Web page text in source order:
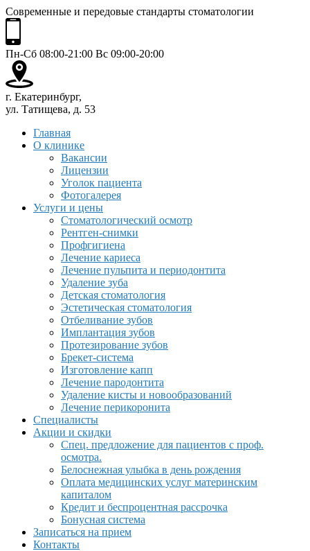
Современные и передовые стандарты стоматологии
Пн-Сб 08:00-21:00 Вс 09:00-20:00
г. Екатеринбург,
ул. Татищева, д. 53
Главная
О клинике
Вакансии
Лицензии
Уголок пациента
Фотогалерея
Услуги и цены
Стоматологический осмотр
Рентген-снимки
Профгигиена
Лечение кариеса
Лечение пульпита и периодонтита
Удаление зуба
Детская стоматология
Эстетическая стоматология
Отбеливание зубов
Имплантация зубов
Протезирование зубов
Брекет-система
Изготовление капп
Лечение пародонтита
Удаление кисты и новообразований
Лечение перикоронита
Специалисты
Акции и скидки
Спец. предложение для пациентов с проф.
осмотра.
Белоснежная улыбка в день рождения
Оплата медицинских услуг материнским
капиталом
Кредит и беспроцентная рассрочка
Бонусная система
Записаться на прием
Контакты